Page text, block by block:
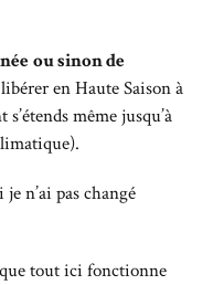
ou sinon de
en Haute Saison à
même jusqu’à
n’ai pas changé
tout ici fonctionne